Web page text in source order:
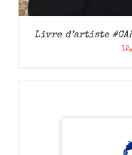
Livre d’artiste